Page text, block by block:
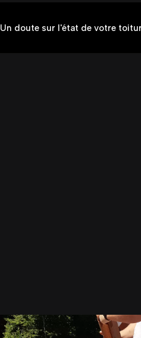
Un doute sur l'état de votre